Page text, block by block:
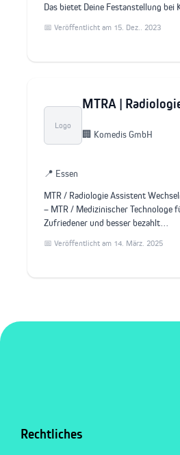
Das bietet Deine Festanstellung bei
📅 Veröffentlicht am 15. Dez.. 2023
Logo
MTRA |
🏢 Komedis GmbH
📍 Essen
MTR / Radiologie Assistent
– MTR / Medizinischer Technologe
Zufriedener und besser bezahlt…
📅 Veröffentlicht am 14. März. 2025
Rechtliches